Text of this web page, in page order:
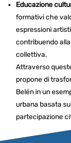
Educazione
formativi che
espressioni
contribuendo
collettiva.​
Attraverso
propone di
Belén in un
urbana basata
partecipazione